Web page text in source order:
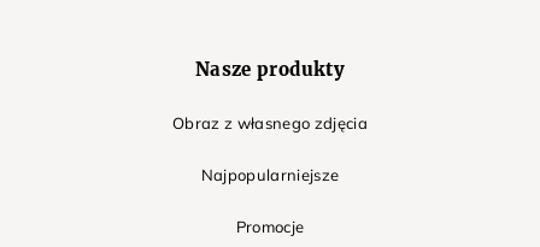
Nasze produkty
Obraz z własnego zdjęcia
Najpopularniejsze
Promocje